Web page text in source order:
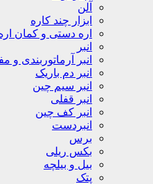
آلن
ابزار چند کاره
اره دستی و کمان
انبر
انبر آرماتوربندی و
انبر دم باریک
انبر سیم چین
انبر قفلی
انبر کف چین
انبردست
برس
بکس ریلی
بیل و بیلچه
پتک